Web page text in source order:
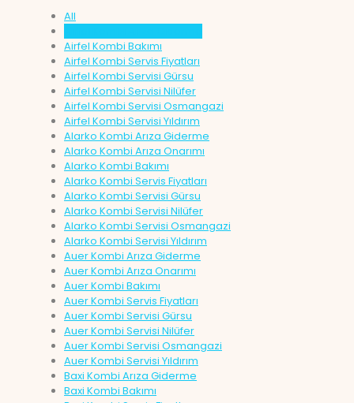
All
Airfel Kombi Bakımı
Airfel Kombi Servis Fiyatları
Airfel Kombi Servisi Gürsu
Airfel Kombi Servisi Nilüfer
Airfel Kombi Servisi Osmangazi
Airfel Kombi Servisi Yıldırım
Alarko Kombi Arıza Giderme
Alarko Kombi Arıza Onarımı
Alarko Kombi Bakımı
Alarko Kombi Servis Fiyatları
Alarko Kombi Servisi Gürsu
Alarko Kombi Servisi Nilüfer
Alarko Kombi Servisi Osmangazi
Alarko Kombi Servisi Yıldırım
Auer Kombi Arıza Giderme
Auer Kombi Arıza Onarımı
Auer Kombi Bakımı
Auer Kombi Servis Fiyatları
Auer Kombi Servisi Gürsu
Auer Kombi Servisi Nilüfer
Auer Kombi Servisi Osmangazi
Auer Kombi Servisi Yıldırım
Baxi Kombi Arıza Giderme
Baxi Kombi Bakımı